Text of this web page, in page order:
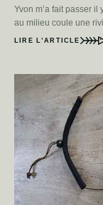
Yvon m’a fait passer il
au milieu coule une
LIRE L’ARTICLE